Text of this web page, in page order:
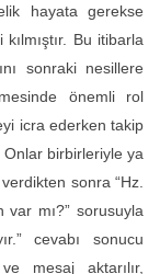
hayata gerekse
Bu itibarla
sonraki nesillere
önemli rol
icra ederken takip
birbirleriyle ya
sonra “Hz.
mı?” sorusuyla
cevabı sonucu
mesaj aktarılır,